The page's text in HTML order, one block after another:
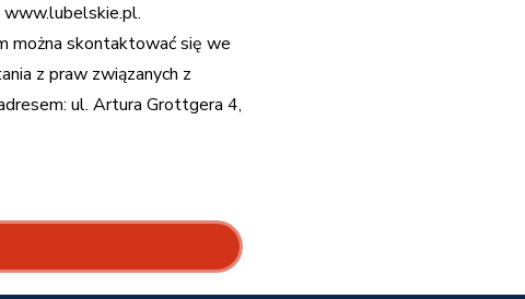
www.lubelskie.pl.
można skontaktować się we
z praw związanych z
ul. Artura Grottgera 4,